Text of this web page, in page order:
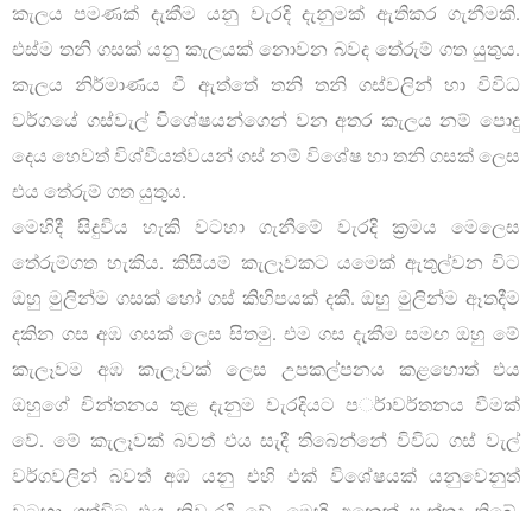
කැලය පමණක් දැකීම යනු වැරදි දැනුමක් ඇතිකර ගැනීමකි.
එස්ම තනි ගසක් යනු කැලයක් නොවන බවද තේරුම් ගත යුතුය.
කැලය නිර්මාණය වී ඇත්තේ තනි තනි ගස්වලින් හා විවිධ
වර්ගයේ ගස්වැල් විශේෂයන්ගෙන් වන අතර කැලය නම් පොදු
දෙය හෙවත් විශ්වීයත්වයන් ගස් නම් විශේෂ හා තනි ගසක් ලෙස
එය තේරුම් ගත යුතුය.
මෙහිදී සිදුවිය හැකි වටහා ගැනීමේ වැරදි ක්‍රමය මෙලෙස
තේරුම්ගත හැකිය. කිසියම් කැලෑවකට යමෙක් ඇතුල්වන විට
ඔහු මුලින්ම ගසක් හෝ ගස් කිහිපයක් දකී. ඔහු මුලින්ම ඈතදීම
දකින ගස අඹ ගසක් ලෙස සිතමු. එම ගස දැකීම සමඟ ඔහු මේ
කැලෑවම අඹ කැලෑවක් ලෙස උපකල්පනය කළහොත් එය
ඔහුගේ චින්තනය තුළ දැනුම වැරදියට පර්ාවර්තනය වීමක්
වේ. මේ කැලෑවක් බවත් එය සැදී තිබෙන්නේ විවිධ ගස් වැල්
වර්ගවලින් බවත් අඹ යනු එහි එක් විශේෂයක් යනුවෙනුත්